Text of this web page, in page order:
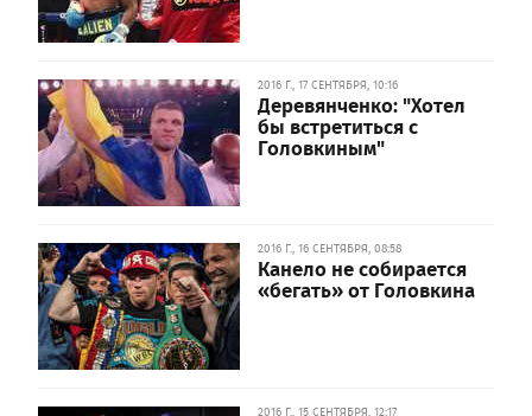
2016 Г., 17 СЕНТЯБРЯ, 10:16
Деревянченко: "Хотел
бы встретиться с
Головкиным"
2016 Г., 16 СЕНТЯБРЯ, 08:58
Канело не собирается
«бегать» от Головкина
2016 Г., 15 СЕНТЯБРЯ, 12:17